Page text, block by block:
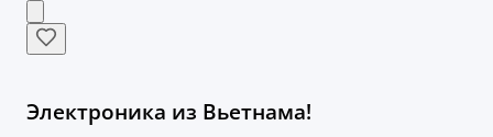
Электроника из Вьетнама!